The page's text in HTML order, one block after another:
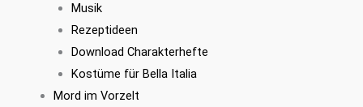
Musik
Rezeptideen
Download Charakterhefte
Kostüme für Bella Italia
Mord im Vorzelt